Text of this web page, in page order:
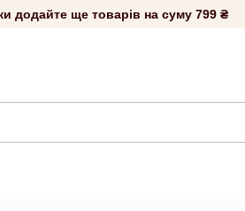
додайте ще товарів на суму 799 ₴